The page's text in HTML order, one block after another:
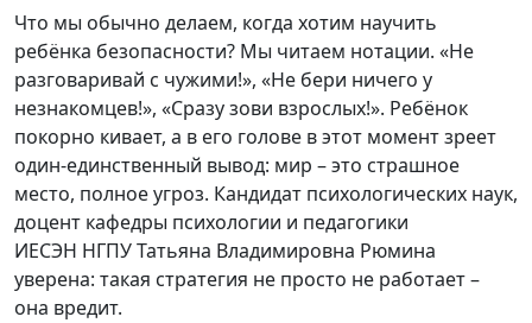
Что мы обычно делаем, когда хотим научить
ребёнка безопасности? Мы читаем нотации. «Не
разговаривай с чужими!», «Не бери ничего у
незнакомцев!», «Сразу зови взрослых!». Ребёнок
покорно кивает, а в его голове в этот момент зреет
один-единственный вывод: мир – это страшное
место, полное угроз. Кандидат психологических наук,
доцент кафедры психологии и педагогики
ИЕСЭН НГПУ Татьяна Владимировна Рюмина
уверена: такая стратегия не просто не работает –
она вредит.